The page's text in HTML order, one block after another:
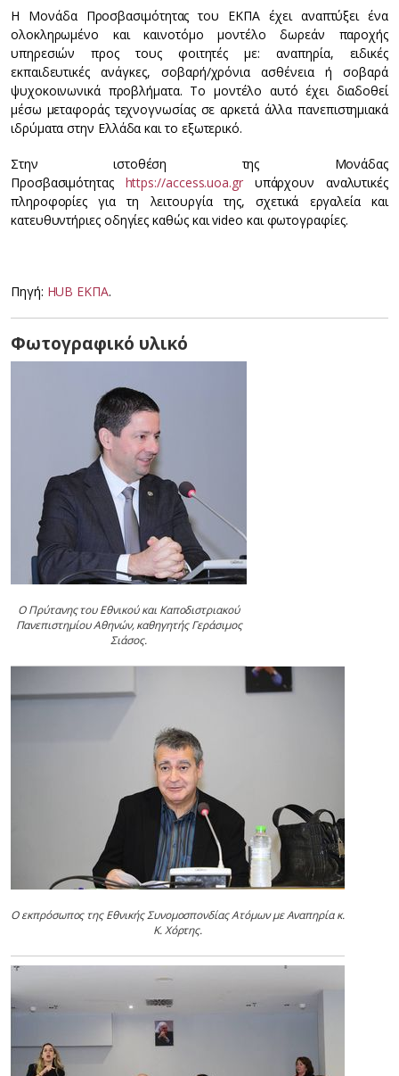
Η Μονάδα Προσβασιμότητας του ΕΚΠΑ έχει αναπτύξει ένα
ολοκληρωμένο και καινοτόμο μοντέλο δωρεάν παροχής
υπηρεσιών προς τους φοιτητές με: αναπηρία, ειδικές
εκπαιδευτικές ανάγκες, σοβαρή/χρόνια ασθένεια ή σοβαρά
ψυχοκοινωνικά προβλήματα. Το μοντέλο αυτό έχει διαδοθεί
μέσω μεταφοράς τεχνογνωσίας σε αρκετά άλλα πανεπιστημιακά
ιδρύματα στην Ελλάδα και το εξωτερικό.
Στην ιστοθέση της Μονάδας
Προσβασιμότητας https://access.uoa.grυπάρχουν αναλυτικές
πληροφορίες για τη λειτουργία της, σχετικά εργαλεία και
κατευθυντήριες οδηγίες καθώς και video και φωτογραφίες.
Πηγή: HUB ΕΚΠΑ.
Φωτογραφικό υλικό
Ο Πρύτανης του Εθνικού και Καποδιστριακού
Πανεπιστημίου Αθηνών, καθηγητής Γεράσιμος
Σιάσος.
Ο εκπρόσωπος της Εθνικής Συνομοσπονδίας Ατόμων με Αναπηρία κ.
Κ. Χόρτης.